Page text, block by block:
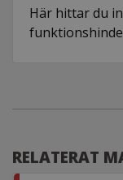
Här hittar du
RELATERAT